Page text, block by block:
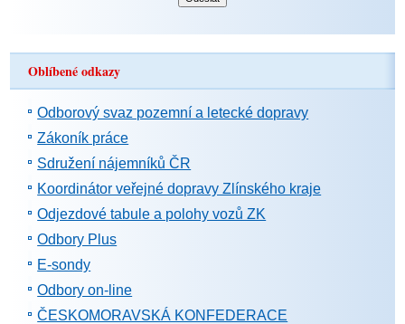
Oblíbené odkazy
Odborový svaz pozemní a letecké dopravy
Zákoník práce
Sdružení nájemníků ČR
Koordinátor veřejné dopravy Zlínského kraje
Odjezdové tabule a polohy vozů ZK
Odbory Plus
E-sondy
Odbory on-line
ČESKOMORAVSKÁ KONFEDERACE